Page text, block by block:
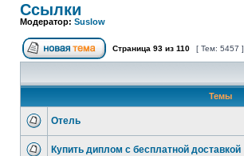
Ссылки
Модератор: Suslow
Страница 93 из 110 [ Тем: 5457 ]
Темы
Отель
Купить диплом с бесплатной доставкой